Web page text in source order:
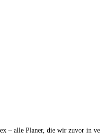
– alle Planer, die wir zuvor in